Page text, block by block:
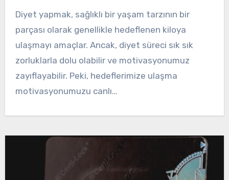
Diyet yapmak, sağlıklı bir yaşam tarzının bir
parçası olarak genellikle hedeflenen kiloya
ulaşmayı amaçlar. Ancak, diyet süreci sık sık
zorluklarla dolu olabilir ve motivasyonumuz
zayıflayabilir. Peki, hedeflerimize ulaşma
motivasyonumuzu canlı…